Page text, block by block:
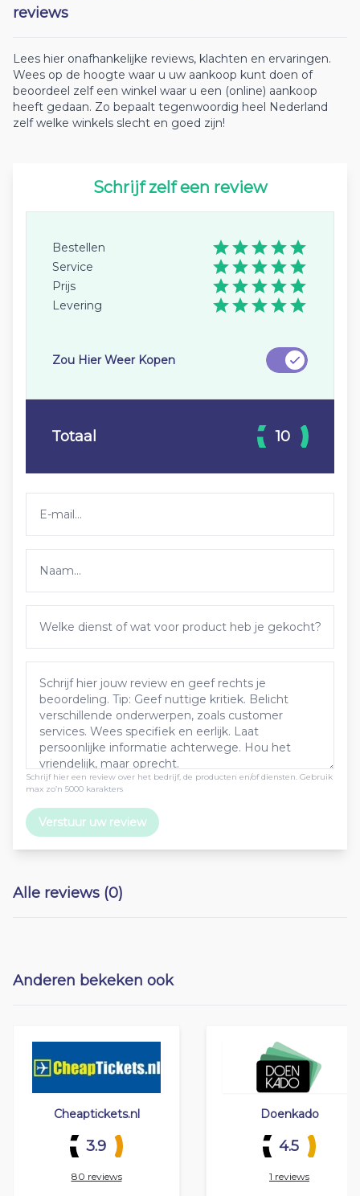
reviews
Lees hier onafhankelijke reviews, klachten en ervaringen.
Wees op de hoogte waar u uw aankoop kunt doen of
beoordeel zelf een winkel waar u een (online) aankoop
heeft gedaan. Zo bepaalt tegenwoordig heel Nederland
zelf welke winkels slecht en goed zijn!
Schrijf zelf een review
Schrijf hier een review over het bedrijf, de producten en/of diensten. Gebruik
max zo’n 5000 karakters
Verstuur uw review
Bestellen
Service
Prijs
Levering
Zou Hier Weer Kopen
Totaal 10
Alle reviews (0)
Anderen bekeken ook
Cheaptickets.nl
3.9
80 reviews
Doenkado
4.5
1 reviews